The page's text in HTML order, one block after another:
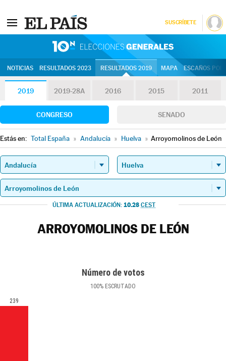
SUSCRÍBETE
NOTICIAS RESULTADOS 2023 RESULTADOS 2019 MAPA ESCAÑOS
2019 2019-28A 2016 2015 2011
CONGRESO SENADO
Estás en: Total España » Andalucía » Huelva » Arroyomolinos de León
ÚLTIMA ACTUALIZACIÓN: 10.28 CEST
ARROYOMOLINOS DE LEÓN
Número de votos
100% ESCRUTADO
239